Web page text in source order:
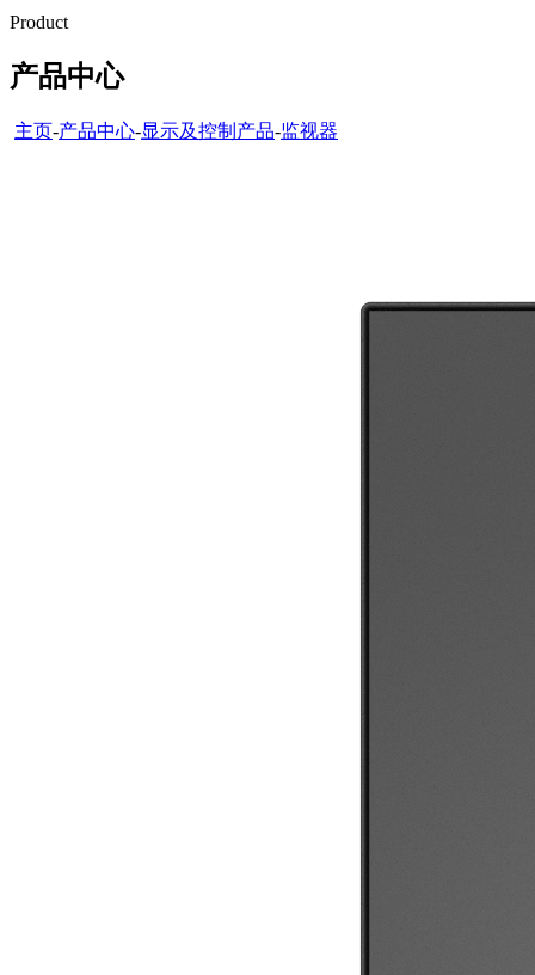
Product
产品中心
主页-产品中心-显示及控制产品-监视器